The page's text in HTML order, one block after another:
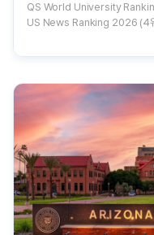
QS World University
US News Ranking 2026 (4